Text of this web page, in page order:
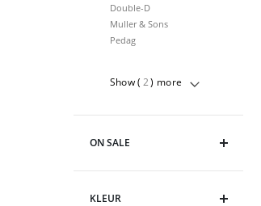
Double-D
Muller & Sons
Pedag
Show ( 2) more
ON SALE
KLEUR